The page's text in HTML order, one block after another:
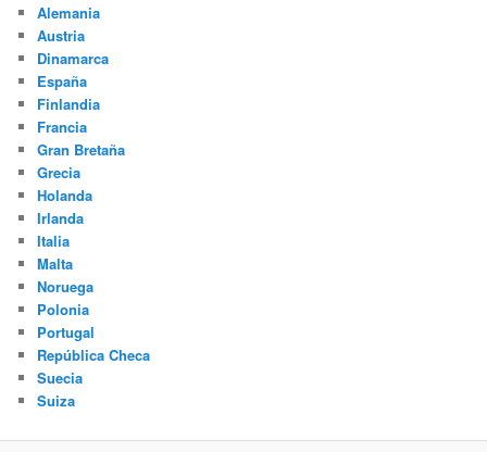
Alemania
Austria
Dinamarca
España
Finlandia
Francia
Gran Bretaña
Grecia
Holanda
Irlanda
Italia
Malta
Noruega
Polonia
Portugal
República Checa
Suecia
Suiza